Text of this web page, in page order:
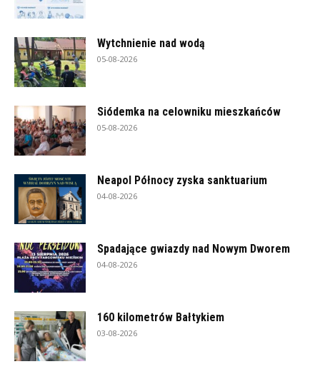
Wytchnienie nad wodą
05-08-2026
Siódemka na celowniku mieszkańców
05-08-2026
Neapol Północy zyska sanktuarium
04-08-2026
Spadające gwiazdy nad Nowym Dworem
04-08-2026
160 kilometrów Bałtykiem
03-08-2026